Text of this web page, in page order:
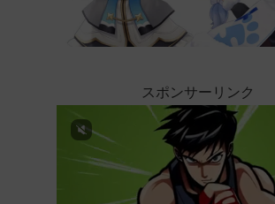
スポンサーリンク